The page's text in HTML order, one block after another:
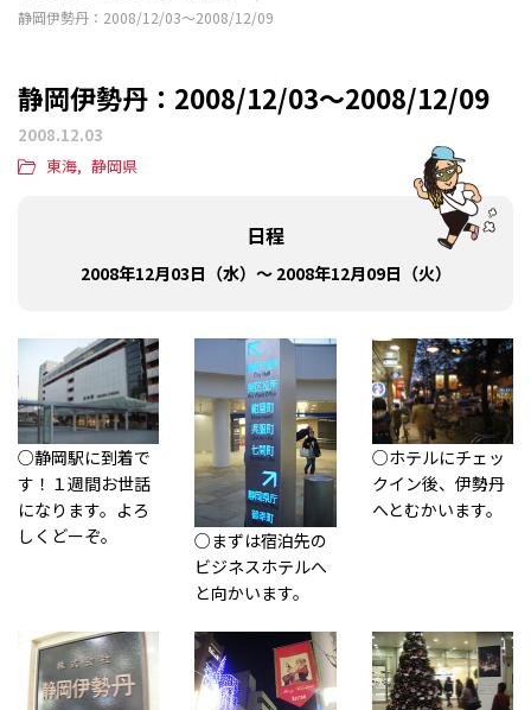
静岡伊勢丹：2008/12/03〜2008/12/09
静岡伊勢丹：2008/12/03〜2008/12/09
2008.12.03
東海
静岡県
日程
2008年12月03日（水）～ 2008年12月09日（火）
○静岡駅に到着で
す！１週間お世話
になります。よろ
しくどーぞ。
○まずは宿泊先の
ビジネスホテルへ
と向かいます。
○ホテルにチェッ
クイン後、伊勢丹
へとむかいます。